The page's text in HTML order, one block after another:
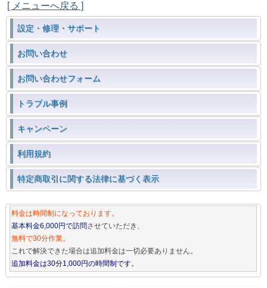
[ メニューへ戻る ]
設定・修理・サポート
お問い合わせ
お問い合わせフォーム
トラブル事例
キャンペーン
利用規約
特定商取引に関する法律に基づく表示
料金は時間制になっております。
基本料金6,000円で訪問させていただき、
無料で30分作業。
これで解決できた場合は追加料金は一切必要ありません。
追加料金は30分1,000円の時間制です。